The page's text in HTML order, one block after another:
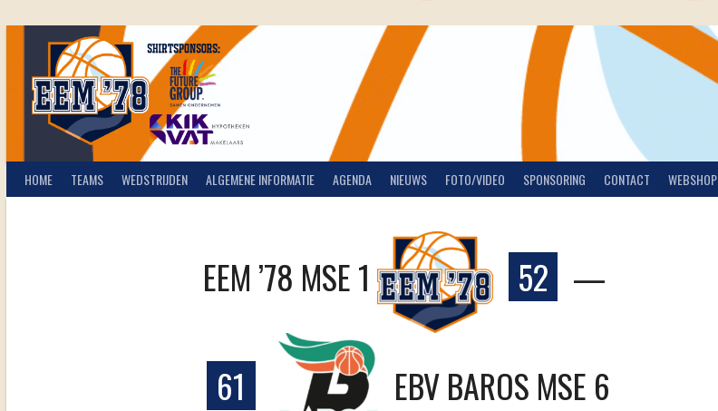
naar
HOME TEAMS WEDSTRIJDEN ALGEMENE INFORMATIE AGENDA NIEUWS FOTO/VIDEO SPONSORING CONTACT WEBSHOP
EEM ’78 MSE 1 52 —
61 EBV BAROS MSE 6